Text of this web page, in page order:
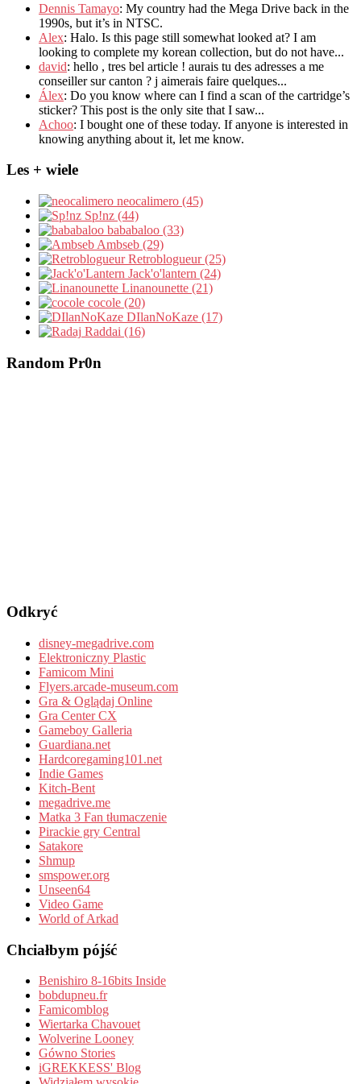
Dennis Tamayo: My country had the Mega Drive back in the
1990s, but it’s in NTSC.
Alex: Halo. Is this page still somewhat looked at? I am
looking to complete my korean collection, but do not have...
david: hello , tres bel article ! aurais tu des adresses a me
conseiller sur canton ? j aimerais faire quelques...
Álex: Do you know where can I find a scan of the cartridge’s
sticker? This post is the only site that I saw...
Achoo: I bought one of these today. If anyone is interested in
knowing anything about it, let me know.
Les + wiele
neocalimero (45)
Sp!nz (44)
bababaloo (33)
Ambseb (29)
Retroblogueur (25)
Jack'o'lantern (24)
Linanounette (21)
cocole (20)
DIlanNoKaze (17)
Raddai (16)
Random Pr0n
Odkryć
disney-megadrive.com
Elektroniczny Plastic
Famicom Mini
Flyers.arcade-museum.com
Gra & Oglądaj Online
Gra Center CX
Gameboy Galleria
Guardiana.net
Hardcoregaming101.net
Indie Games
Kitch-Bent
megadrive.me
Matka 3 Fan tłumaczenie
Pirackie gry Central
Satakore
Shmup
smspower.org
Unseen64
Video Game
World of Arkad
Chciałbym pójść
Benishiro 8-16bits Inside
bobdupneu.fr
Famicomblog
Wiertarka Chavouet
Wolverine Looney
Gówno Stories
iGREKKESS' Blog